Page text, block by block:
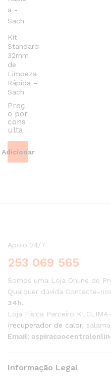
Kit
Standard
32mm
de
Limpeza
Rápida –
Sach
Preç
o por
cons
ulta
Adicionar
Apoio 24/7
253 069 565
Somos uma Loja Online de
Qualquer dúvida Contacte-
24h.
Loja Física Parceiro
(recuperador de calor,
Email:
Informação Legal